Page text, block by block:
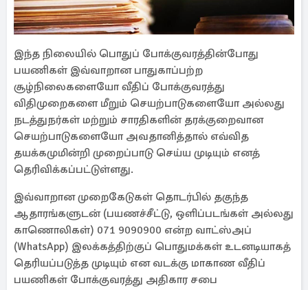
இந்த நிலையில் பொதுப் போக்குவரத்தின்போது
பயணிகள் இவ்வாறான பாதுகாப்பற்ற
சூழ்நிலைகளையோ வீதிப் போக்குவரத்து
விதிமுறைகளை மீறும் செயற்பாடுகளையோ அல்லது
நடத்துநர்கள் மற்றும் சாரதிகளின் தரக்குறைவான
செயற்பாடுகளையோ அவதானித்தால் எவ்வித
தயக்கமுமின்றி முறைப்பாடு செய்ய முடியும் எனத்
தெரிவிக்கப்பட்டுள்ளது.
இவ்வாறான முறைகேடுகள் தொடர்பில் தகுந்த
ஆதாரங்களுடன் (பயணச்சீட்டு, ஒளிப்படங்கள் அல்லது
காணொலிகள்) 071 9090900 என்ற வாட்ஸ்அப்
(WhatsApp) இலக்கத்திற்குப் பொதுமக்கள் உடனடியாகத்
தெரியப்படுத்த முடியும் என வடக்கு மாகாண வீதிப்
பயணிகள் போக்குவரத்து அதிகார சபை